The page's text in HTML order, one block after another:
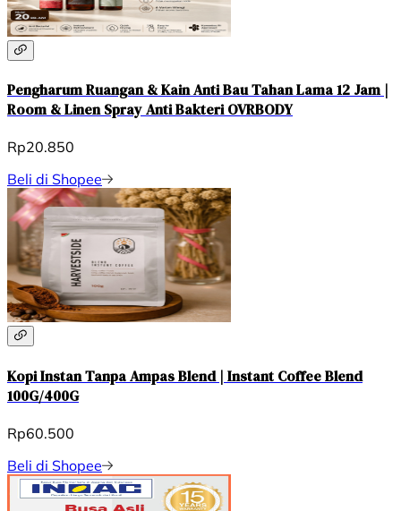
Pengharum Ruangan & Kain Anti Bau Tahan Lama 12 Jam |
Room & Linen Spray Anti Bakteri OVRBODY
Rp20.850
Beli di Shopee
Kopi Instan Tanpa Ampas Blend | Instant Coffee Blend
100G/400G
Rp60.500
Beli di Shopee